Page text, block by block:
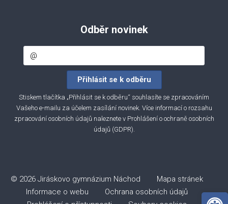
Odběr novinek
Stiskem tlačítka „Přihlásit se k odběru“ souhlasíte se zpracováním
Vašeho e-mailu za účelem zasílání novinek. Více informací o rozsahu
zpracování osobních údajů naleznete v Prohlášení o ochraně osobních
údajů (GDPR).
© 2026 Jiráskovo gymnázium Náchod Mapa stránek
Informace o webu
Ochrana osobních údajů